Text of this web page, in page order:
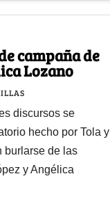
campaña de
Lozano
discursos se
hecho por Tola y
burlarse de las
y Angélica